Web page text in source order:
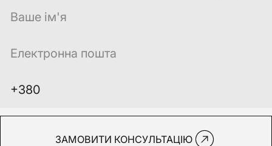
ЗАМОВИТИ КОНСУЛЬТАЦІЮ